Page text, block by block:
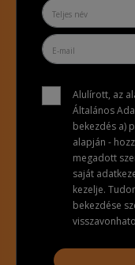
Alulírott, az
Általános
bekezdés a)
alapján -
megadott
saját
kezelje.
bekezdése